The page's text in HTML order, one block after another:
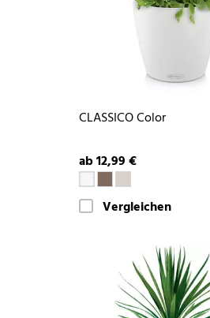
CLASSICO Color
ab 12,99 €
Vergleichen